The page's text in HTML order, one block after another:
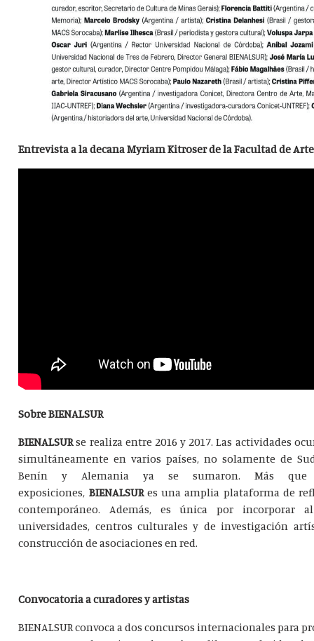
Entrevista a la decana Myriam Kitroser de la Facultad de
Sobre BIENALSUR
BIENALSURse realiza entre 2016 y 2017. Las actividades
simultáneamente en varios países, no solamente de
Benín y Alemania ya se sumaron. Más
exposiciones, BIENALSURes una amplia plataforma de
contemporáneo. Además, es única por incorporar
universidades, centros culturales y de investigación
construcción de asociaciones en red.
Convocatoria a curadores y artistas
BIENALSUR convoca a dos concursos internacionales para